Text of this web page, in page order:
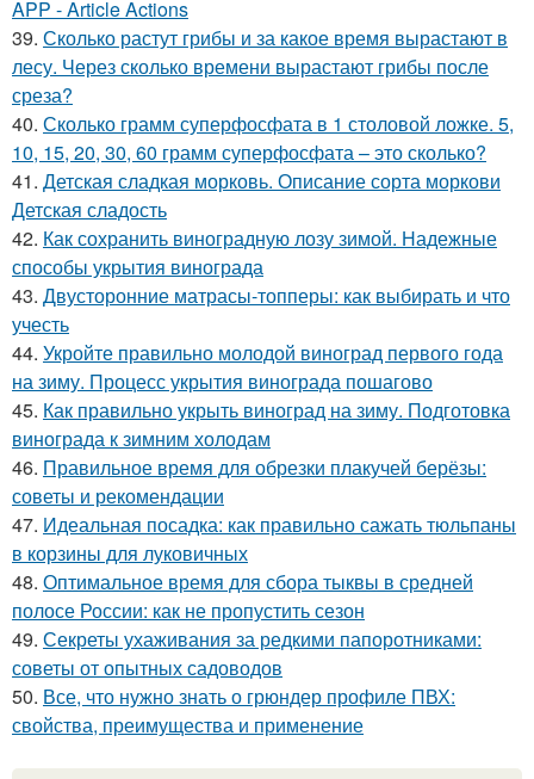
APP - Article Actions
39. Сколько растут грибы и за какое время вырастают в
лесу. Через сколько времени вырастают грибы после
среза?
40. Сколько грамм суперфосфата в 1 столовой ложке. 5,
10, 15, 20, 30, 60 грамм суперфосфата – это сколько?
41. Детская сладкая морковь. Описание сорта моркови
Детская сладость
42. Как сохранить виноградную лозу зимой. Надежные
способы укрытия винограда
43. Двусторонние матрасы-топперы: как выбирать и что
учесть
44. Укройте правильно молодой виноград первого года
на зиму. Процесс укрытия винограда пошагово
45. Как правильно укрыть виноград на зиму. Подготовка
винограда к зимним холодам
46. Правильное время для обрезки плакучей берёзы:
советы и рекомендации
47. Идеальная посадка: как правильно сажать тюльпаны
в корзины для луковичных
48. Оптимальное время для сбора тыквы в средней
полосе России: как не пропустить сезон
49. Секреты ухаживания за редкими папоротниками:
советы от опытных садоводов
50. Все, что нужно знать о грюндер профиле ПВХ:
свойства, преимущества и применение